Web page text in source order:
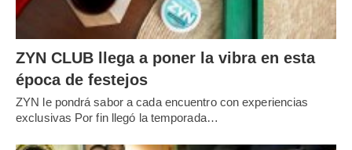
ZYN CLUB llega a poner la vibra en esta
época de festejos
ZYN le pondrá sabor a cada encuentro con experiencias
exclusivas Por fin llegó la temporada…